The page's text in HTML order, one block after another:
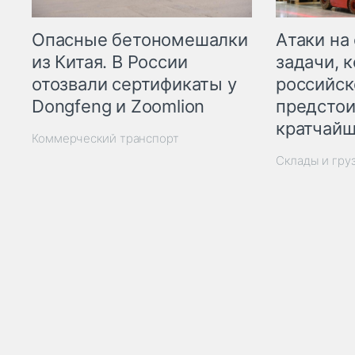
Опасные бетономешалки
из Китая. В России
отозвали сертификаты у
Dongfeng и Zoomlion
Коммерческий транспорт
Атаки
задачи,
Склады и